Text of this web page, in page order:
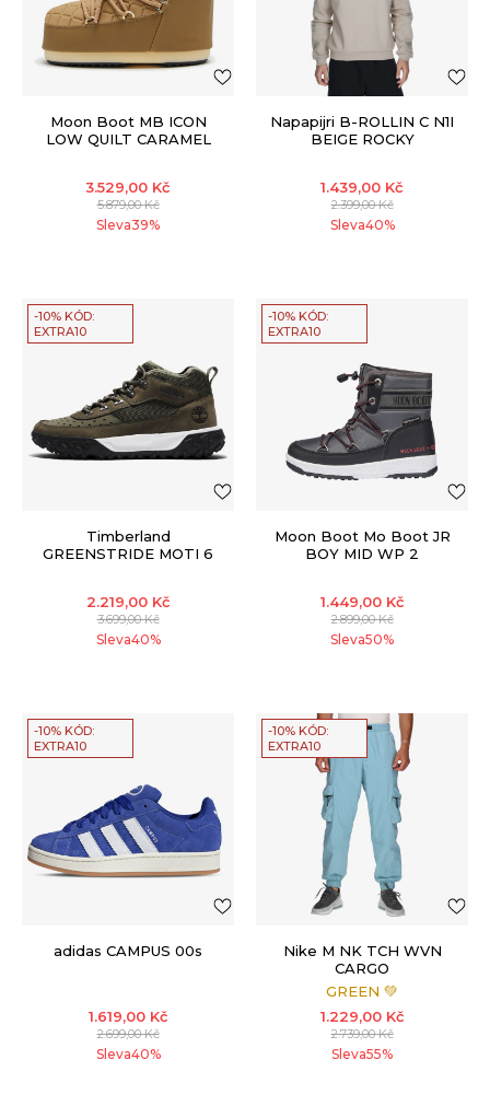
Moon Boot MB ICON
LOW QUILT CARAMEL
3.529,00 Kč
5.879,00Kč
Sleva39%
Napapijri B-ROLLIN C N1I
BEIGE ROCKY
1.439,00 Kč
2.399,00Kč
Sleva40%
-10% KÓD:
EXTRA10
Timberland
GREENSTRIDE MOTI 6
2.219,00 Kč
3.699,00Kč
Sleva40%
-10% KÓD:
EXTRA10
Moon Boot Mo Boot JR
BOY MID WP 2
1.449,00 Kč
2.899,00Kč
Sleva50%
-10% KÓD:
EXTRA10
adidas CAMPUS 00s
1.619,00 Kč
2.699,00Kč
Sleva40%
-10% KÓD:
EXTRA10
Nike M NK TCH WVN
CARGO
GREEN 💚
1.229,00 Kč
2.739,00Kč
Sleva55%